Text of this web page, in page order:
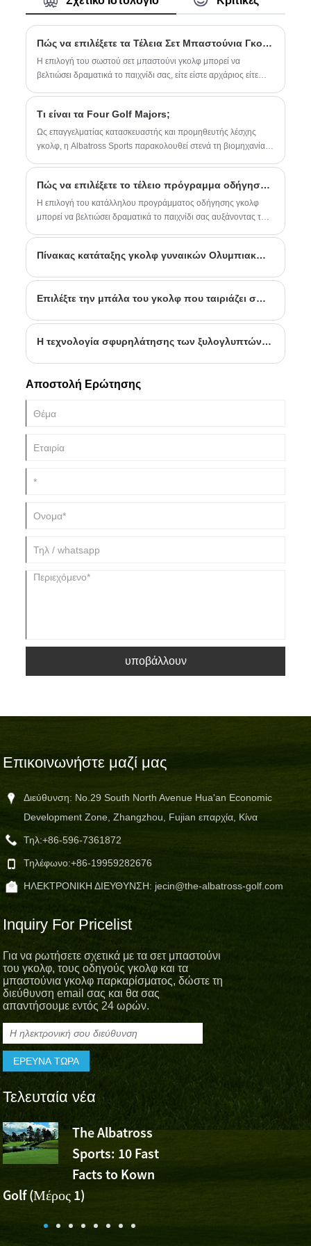
παίκτες γκολφ. Είναι πρακτικό και
ανθεκτικό, ενισχύοντας την εμπειρία
παιχνιδιού σας. Είναι άνετο στη χρήση και
ευχάριστο στο παιχνίδι. ΚατασκευασμένοΠώς να επιλέξετε τα Τέλεια Σετ Μπαστούνια Γκολφ;
Η επιλογή του σωστού σετ μπαστούνι γκολφ μπορεί να
βελτιώσει δραματικά το παιχνίδι σας, είτε είστε αρχάριος είτε
και στοιχεία επωνυμίας, για να σας βοηθήσει να κάνετε μια
ενημερωμένη αγορά. Η Zhangzhou Albatross Sports
Technology Co., Ltd. παρέχει σετ γκολφ υψηλής ποιότητας
Τι είναι τα Four Golf Majors;
Ως επαγγελματίας κατασκευαστής και προμηθευτής λέσχης
γκολφ, η Albatross Sports παρακολουθεί στενά τη βιομηχανία
Πώς να επιλέξετε το τέλειο πρόγραμμα οδήγησης γκολφ για το παιχνίδι σας;
Η επιλογή του κατάλληλου προγράμματος οδήγησης γκολφ
μπορεί να βελτιώσει δραματικά το παιχνίδι σας αυξάνοντας την
επιλογές άξονα, έως προηγμένες τεχνικές τοποθέτησης,
έμπειρος παίκτης, η κατανόηση αυτών των παραγόντων
Πίνακας κατάταξης γκολφ γυναικών Ολυμπιακών Αγώνων 2024: Γύρος 2
Επιλέξτε την μπάλα του γκολφ που ταιριάζει σωστά
Η τεχνολογία σφυρηλάτησης των ξυλογλυπτών γκολφ Albatross Sports
Αποστολή Ερώτησης
υποβάλλουν
Επικοινωνήστε μαζί μας
Διεύθυνση: No.29 South North Avenue Hua'an Economic
Development Zone, Zhangzhou, Fujian επαρχία, Κίνα
Τηλ:+86-596-7361872
Τηλέφωνο:+86-19959282676
ΗΛΕΚΤΡΟΝΙΚΗ ΔΙΕΥΘΥΝΣΗ: jecin@the-albatross-golf.com
Inquiry For Pricelist
Για να ρωτήσετε σχετικά με τα σετ μπαστούνι
του γκολφ, τους οδηγούς γκολφ και τα
μπαστούνια γκολφ παρκαρίσματος, δώστε τη
διεύθυνση email σας και θα σας
απαντήσουμε εντός 24 ωρών.
Τελευταία νέα
The Albatross
Sports: 10 Fast
Facts to Kown
Golf (Μέρος 1)
Το